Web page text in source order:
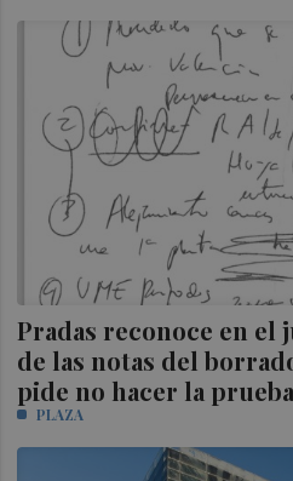
Pradas reconoce en el
de las notas del
pide no hacer la
PLAZA